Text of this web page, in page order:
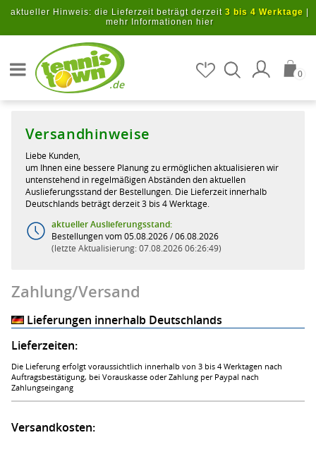
Zum Hauptinhalt springen
aktueller Hinweis: die Lieferzeit beträgt derzeit 3 bis 4 Werktage
mehr Informationen hier
.de
0
Versandhinweise
Liebe Kunden,
um Ihnen eine bessere Planung zu ermöglichen aktualisieren wir
untenstehend in regelmäßigen Abständen den aktuellen
Auslieferungsstand der Bestellungen. Die Lieferzeit innerhalb
Deutschlands beträgt derzeit 3 bis 4 Werktage.
aktueller Auslieferungsstand:
Bestellungen vom 05.08.2026 / 06.08.2026
letzte Aktualisierung: 07.08.2026 06:26:49
Zahlung/Versand
Lieferungen innerhalb Deutschlands
Lieferzeiten:
Die Lieferung erfolgt voraussichtlich innerhalb von 3 bis 4 Werktagen nach
Auftragsbestätigung, bei Vorauskasse oder Zahlung per Paypal nach
Zahlungseingang
Versandkosten: